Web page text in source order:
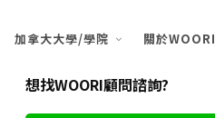
加拿大大學/學院 關於WOORI
想找WOORI顧問諮詢?